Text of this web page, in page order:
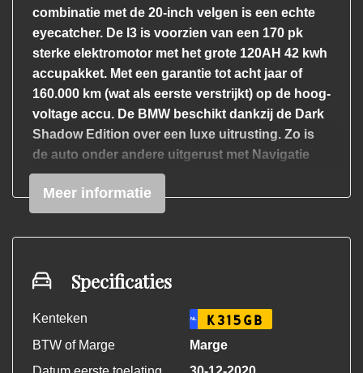
combinatie met de 20-inch velgen is een echte
eyecatcher. De I3 is voorzien van een 170 pk
sterke elektromotor met het grote 120AH 42 kwh
accupakket. Met een garantie tot acht jaar of
160.000 km (wat als eerste verstrijkt) op de hoog-
voltage accu. De BMW beschikt dankzij de Dark
Shadow Edition over een luxe uitrusting. Zo is
de auto onder andere uitgerust met Navigatie
Professional (groot scherm), DAB, warmtepomp,
20 inch lichtmetalen velgen, cruise control en
stoelverwaming. Verder is deze origineel
Nederlands nieuw geleverde BMW ook nog
achterlichten, achteruitrijcamera,
parkeersensoren voor & achter, Driving modes,
automatische airco, alarm klasse 3 af fabriek
enz. Kortom een zeer stijlvolle verschijning
Meer informatie
Specificaties
Kenteken NL K315GB
BTW of Marge
Marge